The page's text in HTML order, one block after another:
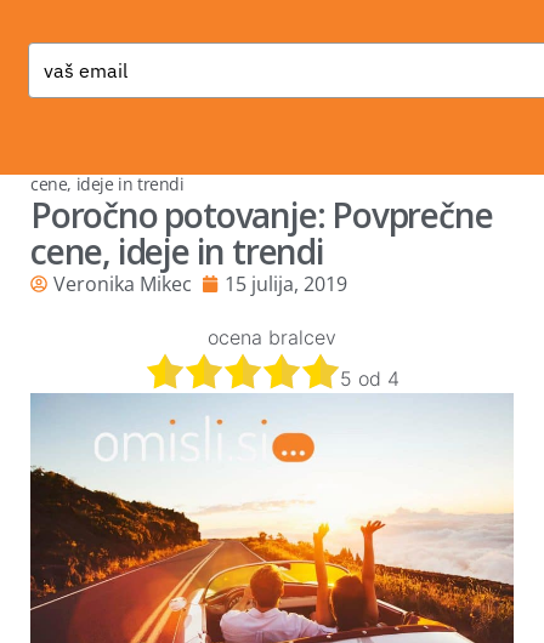
cene, ideje in trendi
Poročno potovanje: Povprečne
cene, ideje in trendi
Veronika Mikec 15 julija, 2019
ocena bralcev
5 od 4
Type
email